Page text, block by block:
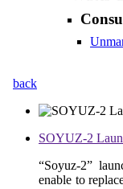
back
SOYUZ-2
“Soyuz-2”
enable to